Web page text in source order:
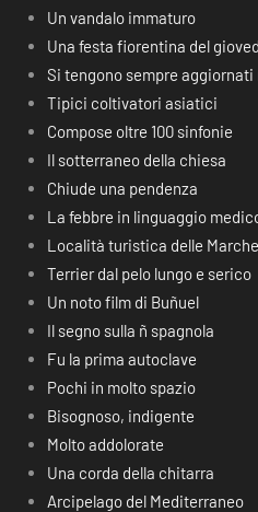
Un vandalo immaturo
Una festa fiorentina del
Si tengono sempre aggiornati
Tipici coltivatori asiatici
Compose oltre 100 sinfonie
Il sotterraneo della chiesa
Chiude una pendenza
La febbre in linguaggio
Località turistica delle Marche
Terrier dal pelo lungo e serico
Un noto film di Buñuel
Il segno sulla ñ spagnola
Fu la prima autoclave
Pochi in molto spazio
Bisognoso, indigente
Molto addolorate
Una corda della chitarra
Arcipelago del Mediterraneo